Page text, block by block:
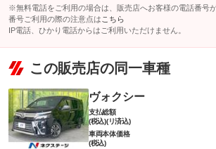
※無料電話をご利用の場合は、販売店へお客様の電話番号
番号ご利用の際の注意点は こちら
IP電話、ひかり電話からはご利用いただけません。
この販売店の同一車種
ヴォクシー
支払総額
(税込)(リ済込)
車両本体価格
(税込)